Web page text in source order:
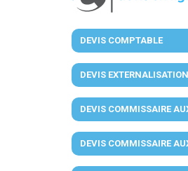
DEVIS COMPTABLE
DEVIS
DEVIS COMMISSAIRE
DEVIS COMMISSAIRE